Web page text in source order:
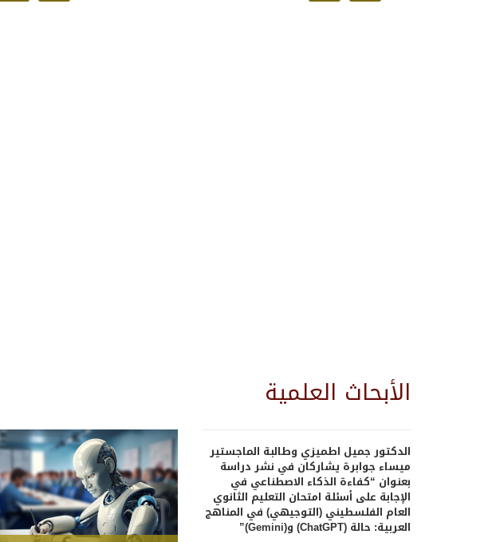
تعزيز التعاون المشترك في
الأبحاث العلمية
الدكتور جميل اطميزي وطالبة الماجستير
ميساء جوابرة يشاركان في نشر دراسة
بعنوان “كفاءة الذكاء الاصطناعي في
الإجابة على أسئلة امتحان التعليم الثانوي
العام الفلسطيني (التوجيهي) في المناهج
العربية: حالة (ChatGPT) و(Gemini)”